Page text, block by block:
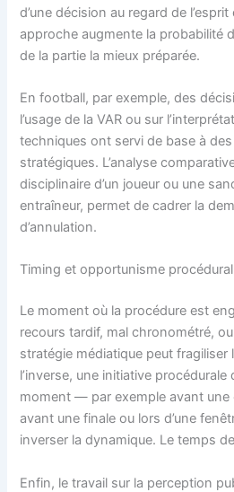
d’une décision au regard de
approche augmente la probabilité
de la partie la mieux préparée.
En football, par exemple, des
l’usage de la VAR ou sur
techniques ont servi de base à
stratégiques. L’analyse
disciplinaire d’un joueur ou une
entraîneur, permet de cadrer la
d’annulation.
Timing et opportunisme procédural
Le moment où la procédure est
recours tardif, mal chronométré,
stratégie médiatique peut fragiliser
l’inverse, une initiative
moment — par exemple avant une
avant une finale ou lors d’une
inverser la dynamique. Le temps
Enfin, le travail sur la perception